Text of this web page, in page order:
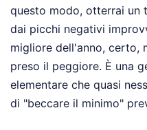
questo modo, otterrai un
dai picchi negativi
migliore dell'anno, certo,
preso il peggiore. È una
elementare che quasi
di "beccare il minimo"